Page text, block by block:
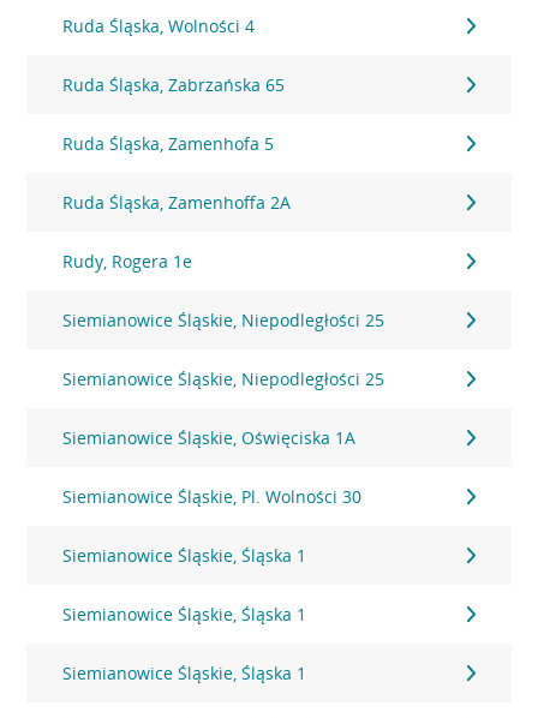
Ruda Śląska, Wolności 4
Ruda Śląska, Zabrzańska 65
Ruda Śląska, Zamenhofa 5
Ruda Śląska, Zamenhoffa 2A
Rudy, Rogera 1e
Siemianowice Śląskie, Niepodległości 25
Siemianowice Śląskie, Niepodległości 25
Siemianowice Śląskie, Oświęciska 1A
Siemianowice Śląskie, Pl. Wolności 30
Siemianowice Śląskie, Śląska 1
Siemianowice Śląskie, Śląska 1
Siemianowice Śląskie, Śląska 1